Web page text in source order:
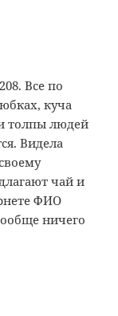
Все по
куча
толпы людей
Видела
чай и
ФИО
ничего